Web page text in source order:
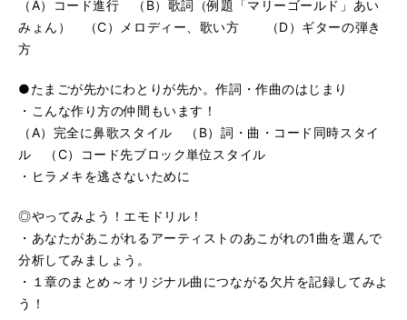
る
生
す
再
る
39. ＃4 サブドミ・マイナーのテクニック
生
す
る
再
生
す
41. ＃6 ブルース進行のテクニック
再
す
42. ブルース進行＋ブルース音階
再
す
る
43. ＃7 7th（セブンス）系のコード
再
生
す
る
44. Amの倚音の例
再
生
す
る
45. メロディーに使えるテンション音
再
生
46. ウラ拍のアクセント、バックビートの強調
（A）コード進行 （B）歌詞（例題「マリーゴールド」あい
みょん） （C）メロディー、歌い方 （D）ギターの弾き
方
●たまごが先かにわとりが先か。作詞・作曲のはじまり
・こんな作り方の仲間もいます！
（A）完全に鼻歌スタイル （B）詞・曲・コード同時スタイ
ル （C）コード先ブロック単位スタイル
・ヒラメキを逃さないために
◎やってみよう！エモドリル！
・あなたがあこがれるアーティストのあこがれの1曲を選んで
分析してみましょう。
・１章のまとめ～オリジナル曲につながる欠片を記録してみよ
う！